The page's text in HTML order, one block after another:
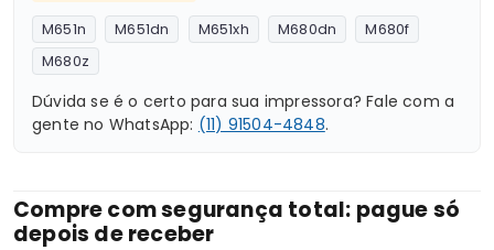
M651n
M651dn M651xh M680dn
M680f
M680z
Dúvida se é o certo para sua impressora? Fale com a
gente no WhatsApp: (11) 91504-4848.
Compre com segurança total: pague só
depois de receber